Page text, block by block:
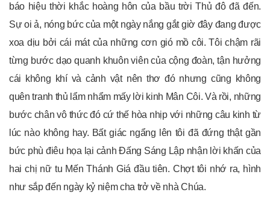
báo hiệu thời khắc hoàng hôn của bầu trời Thủ đô đã đến.
Sự oi ả, nóng bức của một ngày nắng gắt giờ đây đang được
xoa dịu bởi cái mát của những cơn gió mồ côi. Tôi chậm rãi
từng bước dạo quanh khuôn viên của cộng đoàn, tận hưởng
cái không khí và cảnh vật nên thơ đó nhưng cũng không
quên tranh thủ lẩm nhẩm mấy lời kinh Mân Côi. Và rồi, những
bước chân vô thức đó cứ thế hòa nhịp với những câu kinh từ
lúc nào không hay. Bất giác ngẩng lên tôi đã đứng thật gần
bức phù điêu họa lại cảnh Đấng Sáng Lập nhận lời khấn của
hai chị nữ tu Mến Thánh Giá đầu tiên. Chợt tôi nhớ ra, hình
như sắp đến ngày kỷ niệm cha trở về nhà Chúa.